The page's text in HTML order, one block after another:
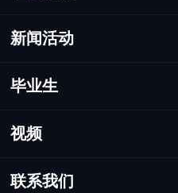
新闻活动
毕业生
视频
联系我们